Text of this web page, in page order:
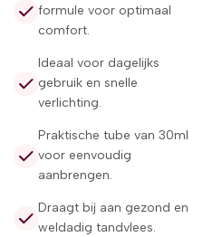
formule voor optimaal
comfort.
Ideaal voor dagelijks
gebruik en snelle
verlichting.
Praktische tube van 30ml
voor eenvoudig
aanbrengen.
Draagt bij aan gezond en
weldadig tandvlees.